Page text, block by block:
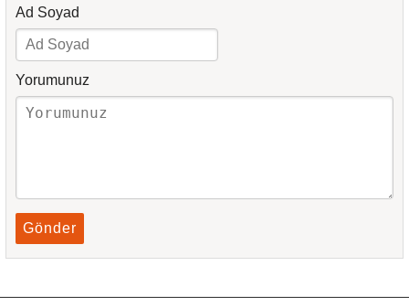
Ad Soyad
Yorumunuz
Gönder